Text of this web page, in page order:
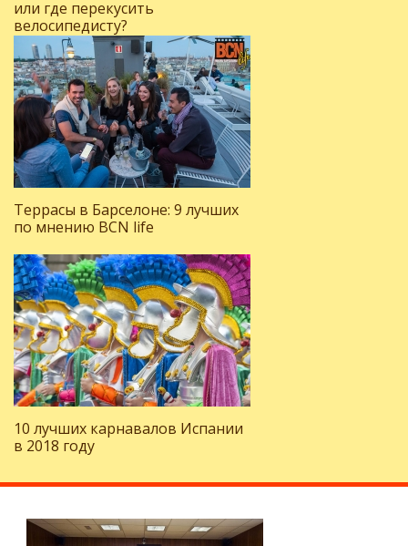
или где перекусить
велосипедисту?
Террасы в Барселоне: 9 лучших
по мнению BCN life
10 лучших карнавалов Испании
в 2018 году